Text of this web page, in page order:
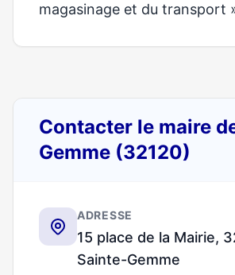
magasinage et du transport
Contacter le maire
Gemme (32120)
ADRESSE
15 place de la Mairie,
Sainte-Gemme